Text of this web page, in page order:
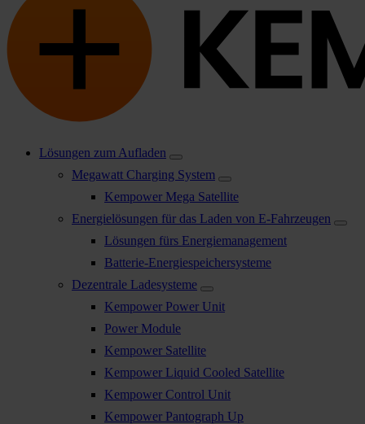
Lösungen zum Aufladen
Megawatt Charging System
Kempower Mega Satellite
Energielösungen für das Laden von E-Fahrzeugen
Lösungen fürs Energiemanagement
Batterie-Energiespeichersysteme
Dezentrale Ladesysteme
Kempower Power Unit
Power Module
Kempower Satellite
Kempower Liquid Cooled Satellite
Kempower Control Unit
Kempower Pantograph Up